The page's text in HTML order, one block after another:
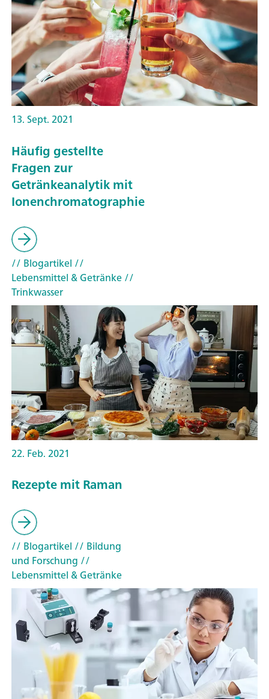
13. Sept. 2021
Häufig gestellte
Fragen zur
Getränkeanalytik mit
Ionenchromatographie
// Blogartikel //
Lebensmittel & Getränke//
Trinkwasser
22. Feb. 2021
Rezepte mit Raman
// Blogartikel // Bildung
und Forschung //
Lebensmittel & Getränke